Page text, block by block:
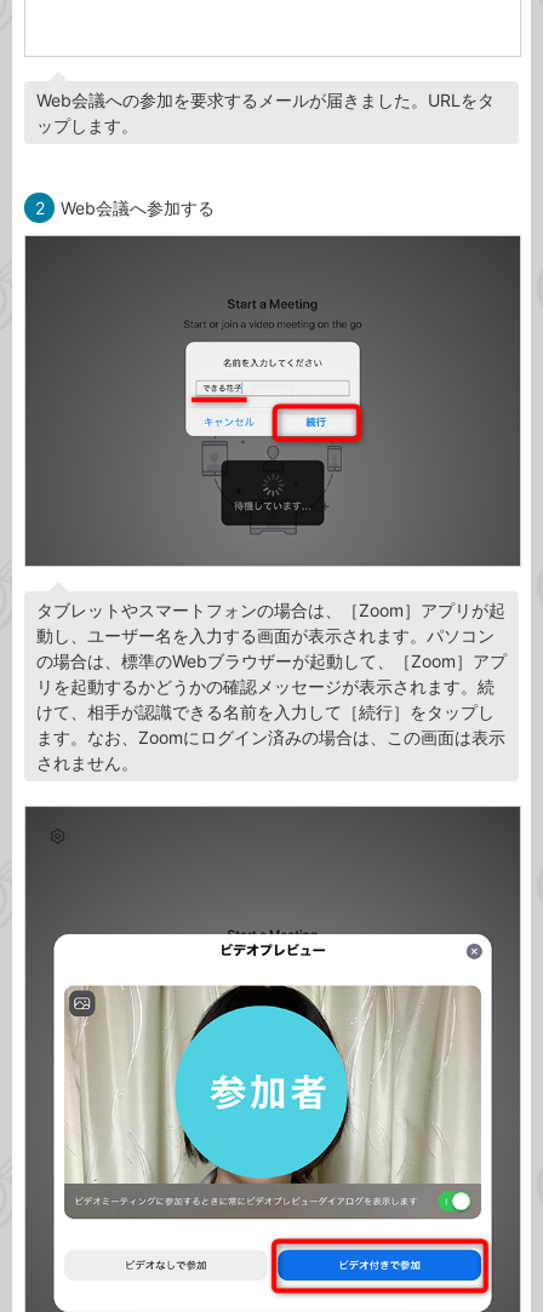
Web会議への参加を要求するメールが届きました。URLをタ
ップします。
2 Web会議へ参加する
タブレットやスマートフォンの場合は、［Zoom］アプリが起
動し、ユーザー名を入力する画面が表示されます。パソコン
の場合は、標準のWebブラウザーが起動して、［Zoom］アプ
リを起動するかどうかの確認メッセージが表示されます。続
けて、相手が認識できる名前を入力して［続行］をタップし
ます。なお、Zoomにログイン済みの場合は、この画面は表示
されません。